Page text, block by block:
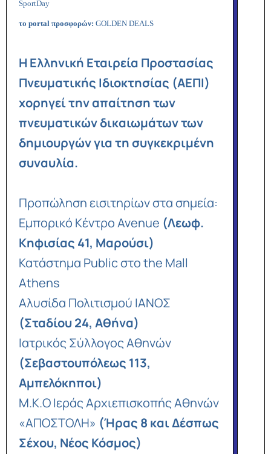
SportDay
το portal προσφορών: GOLDEN DEALS
Η Ελληνική Εταιρεία Προστασίας
Πνευματικής Ιδιοκτησίας (ΑΕΠΙ)
χορηγεί την απαίτηση των
πνευματικών δικαιωμάτων των
δημιουργών για τη συγκεκριμένη
συναυλία.
Προπώληση εισιτηρίων στα σημεία:
Εμπορικό Κέντρο Avenue (Λεωφ.
Κηφισίας 41, Μαρούσι)
Κατάστημα Public στο the Mall
Athens
Αλυσίδα Πολιτισμού ΙΑΝΟΣ
(Σταδίου 24, Αθήνα)
Ιατρικός Σύλλογος Αθηνών
(Σεβαστουπόλεως 113,
Αμπελόκηποι)
Μ.Κ.Ο Ιεράς Αρχιεπισκοπής Αθηνών
«ΑΠΟΣΤΟΛΗ» (Ήρας 8 και Δέσπως
Σέχου, Νέος Κόσμος)